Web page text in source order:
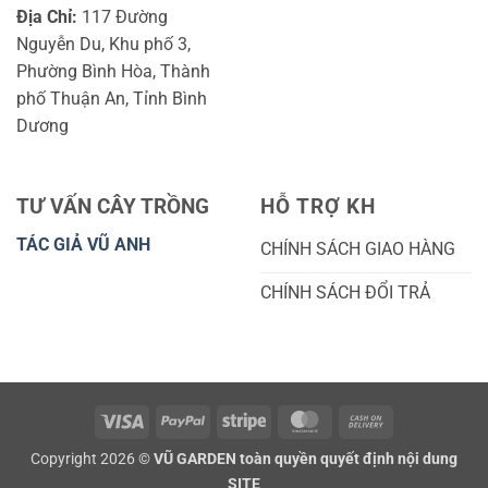
Địa Chỉ: 117 Đường
Nguyễn Du, Khu phố 3,
Phường Bình Hòa, Thành
phố Thuận An, Tỉnh Bình
Dương
TƯ VẤN CÂY TRỒNG
TÁC GIẢ VŨ ANH
HỖ TRỢ KH
CHÍNH SÁCH GIAO HÀNG
CHÍNH SÁCH ĐỔI TRẢ
Visa PayPal Stripe MasterCard
Delivery
Copyright 2026 ©VŨ GARDEN toàn quyền quyết định nội dung
SITE